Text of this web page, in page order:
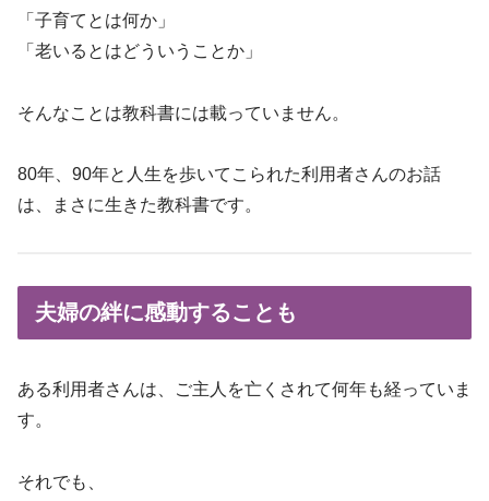
「子育てとは何か」
「老いるとはどういうことか」
そんなことは教科書には載っていません。
80年、90年と人生を歩いてこられた利用者さんのお話
は、まさに生きた教科書です。
夫婦の絆に感動することも
ある利用者さんは、ご主人を亡くされて何年も経っていま
す。
それでも、